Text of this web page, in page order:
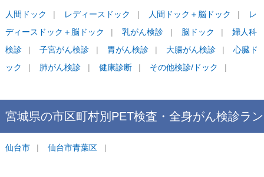
人間ドック レディースドック 人間ドック＋脳ドック
レ
ディースドック＋脳ドック
乳がん検診 脳ドック
婦人科
検診
子宮がん検診 胃がん検診 大腸がん検診
心臓ド
ック
肺がん検診 健康診断 その他検診/ドック
宮城県の市区町村別 PET検査・全身がん検診ラン
キング
仙台市 仙台市青葉区